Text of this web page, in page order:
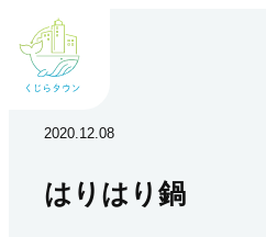
2020.12.08
はりはり鍋